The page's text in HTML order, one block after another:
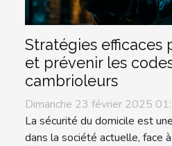
Stratégies efficaces
et prévenir les
cambrioleurs
Dimanche 23 février 2025
La sécurité du domicile est
dans la société actuelle, face à